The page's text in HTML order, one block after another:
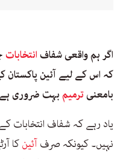
اگر ہم واقعی شفاف انتخابات
بامعنیترمیمبہت ضروری
یاد رہے کہ شفاف انتخابات
نہیں۔ کیونکہ صرفآئین